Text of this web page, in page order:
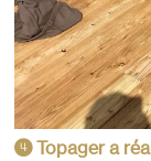
4Topager a